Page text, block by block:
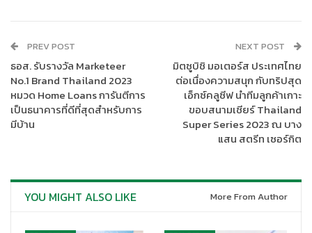
ลบ.ขึ้นไป ฟรี! ค่าโอนคนละครึ่ง สำหรับทรัพย์มูลค่าไม่เกิน 10 ลบ. ส่วน
ลูกค้าเดิมของ SAM ที่ซื้อทรัพย์เพิ่มยังจะได้รับ Gift Voucher มูลค่า
สูงสุด 100,000 บาท และหากแนะนำเพื่อนหรือคนรู้จักมาซื้อทรัพย์
SAM ยังจะได้รับค่าแนะนำ 2% หรือสูงสุดถึง 100,000 บาท/รายการ
เงื่อนไขเป็นไปตามที่กำหนด
PREV POST
ธอส. รับรางวัล Marketeer
No.1 Brand Thailand 2023
หมวด Home Loans การันตีการ
เป็นธนาคารที่ดีที่สุดสำหรับการ
มีบ้าน
NEXT POST
มิตซูบิชิ มอเตอร์ส ประเทศไทย
ต่อเนื่องความสนุก กับทริปสุด
เอ็กซ์คลูซีฟ นำทีมลูกค้าเกาะ
ขอบสนามเชียร์ Thailand
Super Series 2023 ณ บาง
แสน สตรีท เซอร์กิต
YOU MIGHT ALSO LIKE More From Author